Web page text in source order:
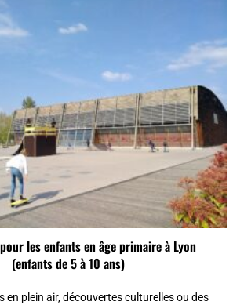
les enfants en âge primaire à Lyon
(enfants de 5 à 10 ans)
en plein air, découvertes culturelles ou des